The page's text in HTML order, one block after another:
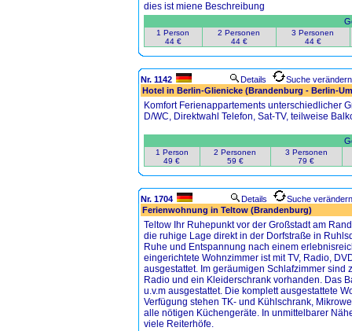
dies ist miene Beschreibung
1 Person
44 €
2 Personen
44 €
3 Personen
44 €
Nr. 1142 Details
Suche verändern
Hotel in Berlin-Glienicke (Brandenburg - Berlin-
Komfort Ferienappartements unterschiedlicher
D/WC, Direktwahl Telefon, Sat-TV, teilweise
1 Person
49 €
2 Personen
59 €
3 Personen
79 €
Nr. 1704 Details
Suche verändern
Ferienwohnung in Teltow (Brandenburg)
Teltow Ihr Ruhepunkt vor der Großstadt am
die ruhige Lage direkt in der Dorfstraße in
Ruhe und Entspannung nach einem
eingerichtete Wohnzimmer ist mit TV, Radio,
ausgestattet. Im geräumigen Schlafzimmer sind
Radio und ein Kleiderschrank vorhanden. Das
u.v.m ausgestattet. Die komplett ausgestattete
Verfügung stehen TK- und Kühlschrank,
alle nötigen Küchengeräte. In unmittelbarer
viele Reiterhöfe.